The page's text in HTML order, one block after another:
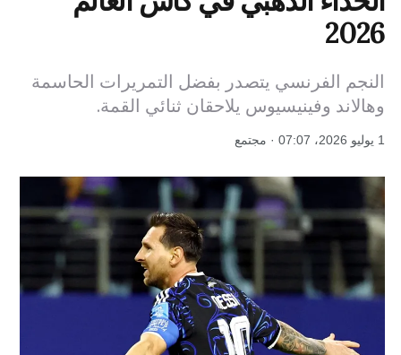
2026
النجم الفرنسي يتصدر بفضل التمريرات الحاسمة
وهالاند وفينيسيوس يلاحقان ثنائي القمة.
1 يوليو 2026، 07:07 · مجتمع